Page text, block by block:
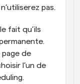
pas.
fait qu’ils
de
l’un de